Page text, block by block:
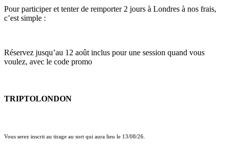
Pour participer et tenter de remporter 2 jours à Londres à nos frais,
c’est simple :
Réservez jusqu’au 12 août inclus pour une session quand vous
voulez, avec le code promo
TRIPTOLONDON
Vous serez inscrit au tirage au sort qui aura lieu le 13/08/26.